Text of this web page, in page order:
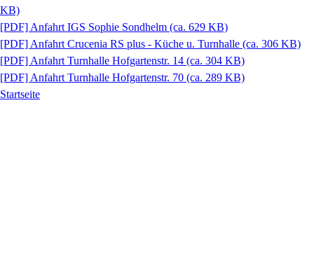
KB)
[PDF] Anfahrt IGS Sophie Sondhelm (ca. 629 KB)
[PDF] Anfahrt Crucenia RS plus - Küche u. Turnhalle (ca. 306 KB)
[PDF] Anfahrt Turnhalle Hofgartenstr. 14 (ca. 304 KB)
[PDF] Anfahrt Turnhalle Hofgartenstr. 70 (ca. 289 KB)
Startseite